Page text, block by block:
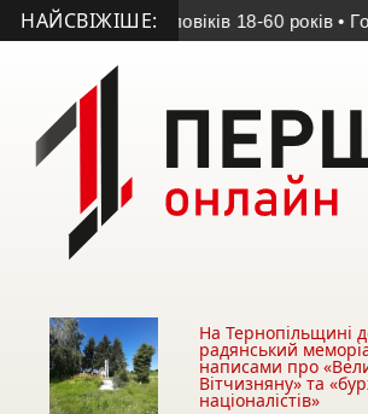
НАЙСВІЖІШЕ:
дані чоловіків 18-60 років •
На Тернопільщині
радянський
написами про
Вітчизняну» та
націоналістів»